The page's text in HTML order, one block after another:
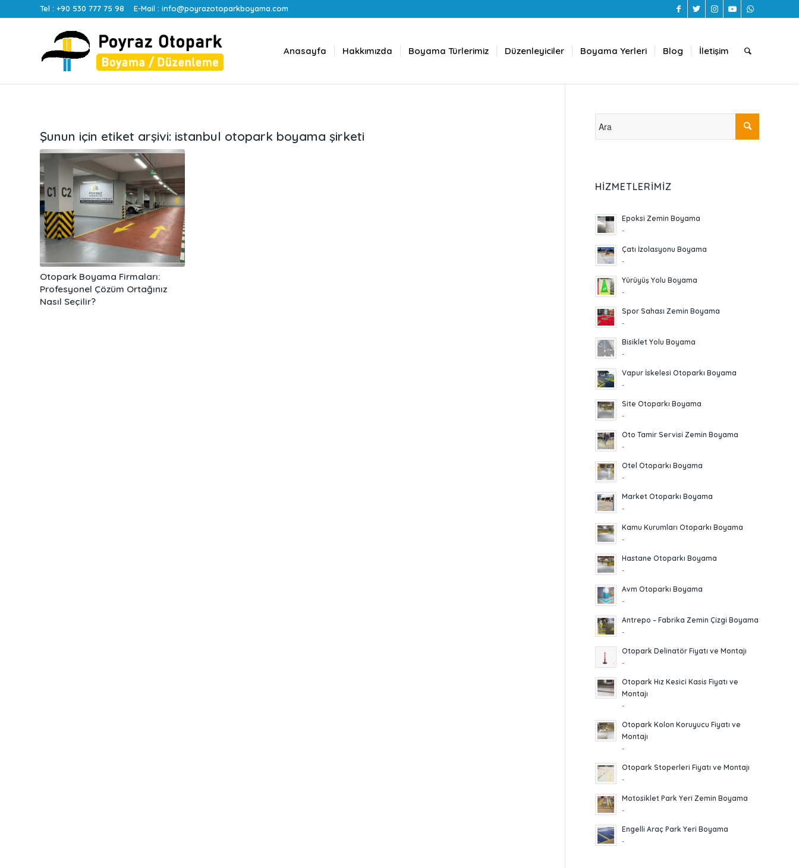
Tel : +90 530 777 75 98 E-Mail : info@poyrazotoparkboyama.com
Anasayfa Hakkımızda Boyama Türlerimiz Düzenleyiciler Boyama Yerleri Blog İletişim
Şunun için etiket arşivi: istanbul otopark boyama şirketi
Otopark Boyama Firmaları:
Profesyonel Çözüm Ortağınız
Nasıl Seçilir?
HIZMETLERIMIZ
Epoksi Zemin Boyama
-
Çatı İzolasyonu Boyama
-
Yürüyüş Yolu Boyama
-
Spor Sahası Zemin Boyama
-
Bisiklet Yolu Boyama
-
Vapur İskelesi Otoparkı Boyama
-
Site Otoparkı Boyama
-
Oto Tamir Servisi Zemin Boyama
-
Otel Otoparkı Boyama
-
Market Otoparkı Boyama
-
Kamu Kurumları Otoparkı Boyama
-
Hastane Otoparkı Boyama
-
Avm Otoparkı Boyama
-
Antrepo – Fabrika Zemin Çizgi Boyama
-
Otopark Delinatör Fiyatı ve Montajı
-
Otopark Hız Kesici Kasis Fiyatı ve
Montajı
-
Otopark Kolon Koruyucu Fiyatı ve
Montajı
-
Otopark Stoperleri Fiyatı ve Montajı
-
Motosiklet Park Yeri Zemin Boyama
-
Engelli Araç Park Yeri Boyama
-